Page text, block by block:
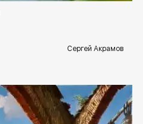
Сергей Акрамов